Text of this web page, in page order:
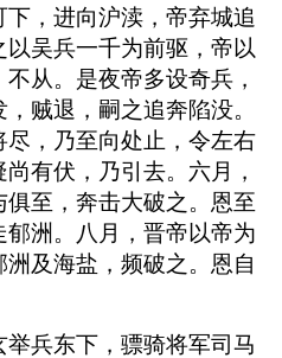
，进向沪渎，帝弃城追
吴兵一千为前驱，帝以
从。是夜帝多设奇兵，
贼退，嗣之追奔陷没。
，乃至向处止，令左右
有伏，乃引去。六月，
至，奔击大破之。恩至
洲。八月，晋帝以帝为
及海盐，频破之。恩自
兵东下，骠骑将军司马